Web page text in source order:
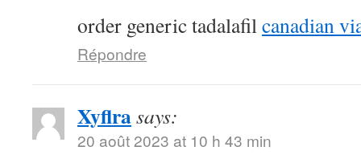
order generic tadalafilcanadian
Répondre
Xyflrasays:
20 août 2023 at 10 h 43 min